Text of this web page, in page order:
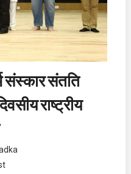
संस्कार संतति
राष्ट्रीय